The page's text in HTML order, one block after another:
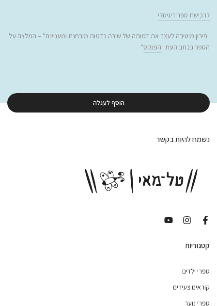
לרכישת ספר דיגיטלי
"פירון מיטיבה לעצב את דמותה של שירה כדמות מובחנת ומעניינת" – המלצה על
הספר בכתב העת "הפנקס"
הוסף לעגלה
נשמח להיות בקשר
קטגוריות
ספרי ילדים
קוראים צעירים
ספרי נוער